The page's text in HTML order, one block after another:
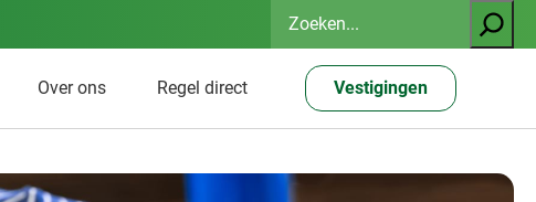
Zoeken
Over ons Regel direct Vestigingen